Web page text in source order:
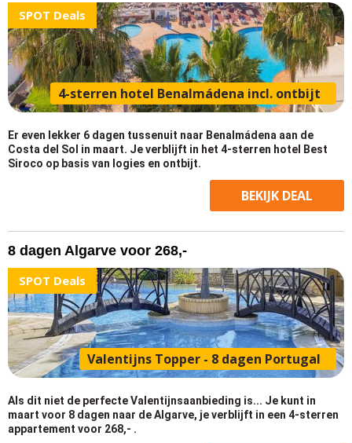
SPOT Deals
4-sterren hotel Benalmádena incl. ontbijt
Er even lekker 6 dagen tussenuit naar Benalmádena aan de
Costa del Sol in maart. Je verblijft in het 4-sterren hotel Best
Siroco op basis van logies en ontbijt.
BEKIJK DEAL
8 dagen Algarve voor 268,-
SPOT Deals
Valentijns Topper - 8 dagen Portugal
Als dit niet de perfecte Valentijnsaanbieding is... Je kunt in
maart voor 8 dagen naar de Algarve, je verblijft in een 4-sterren
appartement voor 268,- .